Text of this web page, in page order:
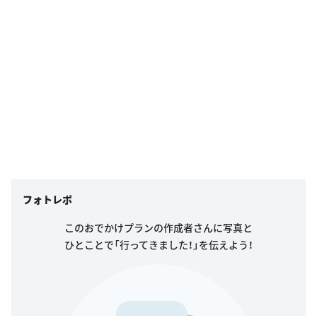
フォトレポ
このおでかけプランの作成者さんに写真と
ひとことで「行ってきました！」を伝えよう！